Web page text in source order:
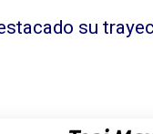
su